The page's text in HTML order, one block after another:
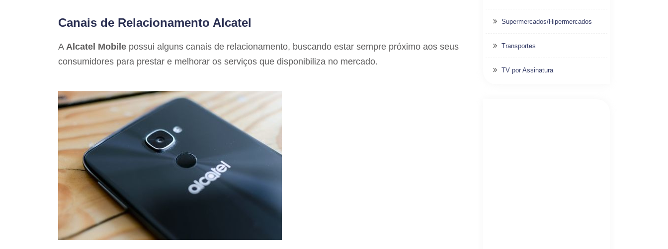
Canais de Relacionamento Alcatel
A Alcatel Mobile possui alguns canais de relacionamento, buscando estar sempre próximo aos seus
consumidores para prestar e melhorar os serviços que disponibiliza no mercado.
Supermercados/Hipermercados
Transportes
TV por Assinatura